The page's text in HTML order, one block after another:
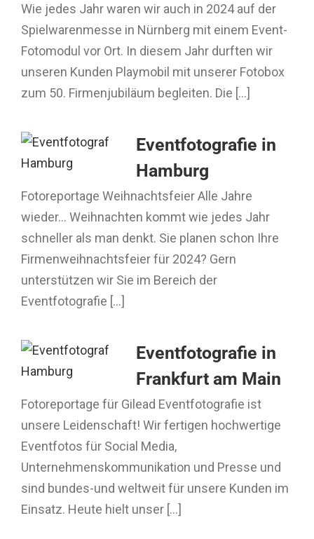
Wie jedes Jahr waren wir auch in 2024 auf der
Spielwarenmesse in Nürnberg mit einem Event-
Fotomodul vor Ort. In diesem Jahr durften wir
unseren Kunden Playmobil mit unserer Fotobox
zum 50. Firmenjubiläum begleiten. Die [...]
Eventfotografie in
Hamburg
Fotoreportage Weihnachtsfeier Alle Jahre
wieder… Weihnachten kommt wie jedes Jahr
schneller als man denkt. Sie planen schon Ihre
Firmenweihnachtsfeier für 2024? Gern
unterstützen wir Sie im Bereich der
Eventfotografie [...]
Eventfotografie in
Frankfurt am Main
Fotoreportage für Gilead Eventfotografie ist
unsere Leidenschaft! Wir fertigen hochwertige
Eventfotos für Social Media,
Unternehmenskommunikation und Presse und
sind bundes-und weltweit für unsere Kunden im
Einsatz. Heute hielt unser [...]